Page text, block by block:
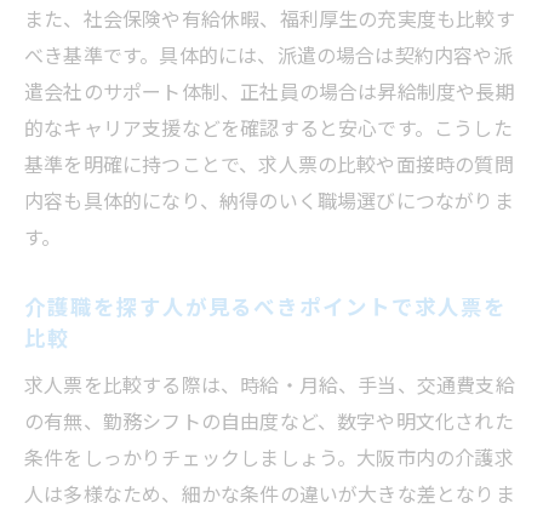
面談時に介護職を探す人が見るべきポイン
トの実践法
面接前に確認したい不採用回避の方法
介護職を探す人が見るべきポイントで不採
用回避する方法
面接前に介護職を探す人が見るべきポイン
介護職を探す人が見るべきポイントで面接
対策を強化
不採用のサインを介護職を探す人が見るべ
きポイントで察知
面接時に介護職を探す人が見るべきポイン
トを把握する
また、社会保険や有給休暇、福利厚生の充実度も比較す
べき基準です。具体的には、派遣の場合は契約内容や派
遣会社のサポート体制、正社員の場合は昇給制度や長期
的なキャリア支援などを確認すると安心です。こうした
基準を明確に持つことで、求人票の比較や面接時の質問
内容も具体的になり、納得のいく職場選びにつながりま
す。
介護職を探す人が見るべきポイントで求人票を
比較
求人票を比較する際は、時給・月給、手当、交通費支給
の有無、勤務シフトの自由度など、数字や明文化された
条件をしっかりチェックしましょう。大阪市内の介護求
人は多様なため、細かな条件の違いが大きな差となりま